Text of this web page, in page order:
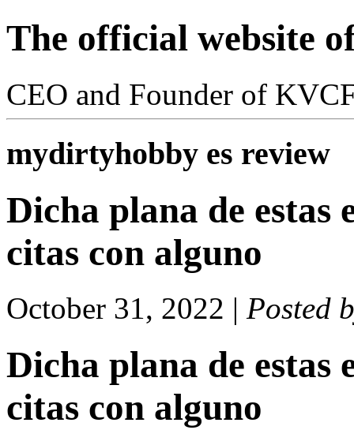
The official website
CEO and Founder of
mydirtyhobby es review
Dicha plana de estas
citas con alguno
October 31, 2022 | Posted
Dicha plana de estas
citas con alguno